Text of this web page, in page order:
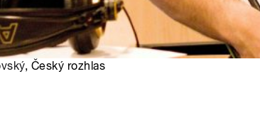
, Český rozhlas